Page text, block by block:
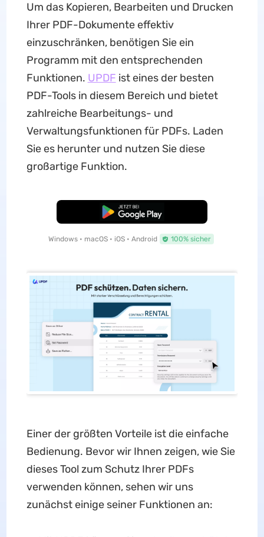
Um das Kopieren, Bearbeiten und Drucken
Ihrer PDF-Dokumente effektiv
einzuschränken, benötigen Sie ein
Programm mit den entsprechenden
Funktionen. UPDF ist eines der besten
PDF-Tools in diesem Bereich und bietet
zahlreiche Bearbeitungs- und
Verwaltungsfunktionen für PDFs. Laden
Sie es herunter und nutzen Sie diese
großartige Funktion.
Kostenloser Download
Windows • macOS • iOS • Android 100% sicher
Einer der größten Vorteile ist die einfache
Bedienung. Bevor wir Ihnen zeigen, wie Sie
dieses Tool zum Schutz Ihrer PDFs
verwenden können, sehen wir uns
zunächst einige seiner Funktionen an: